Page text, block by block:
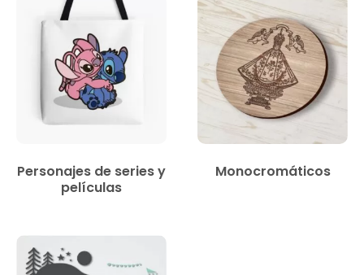
Personajes de series y
películas
Monocromáticos